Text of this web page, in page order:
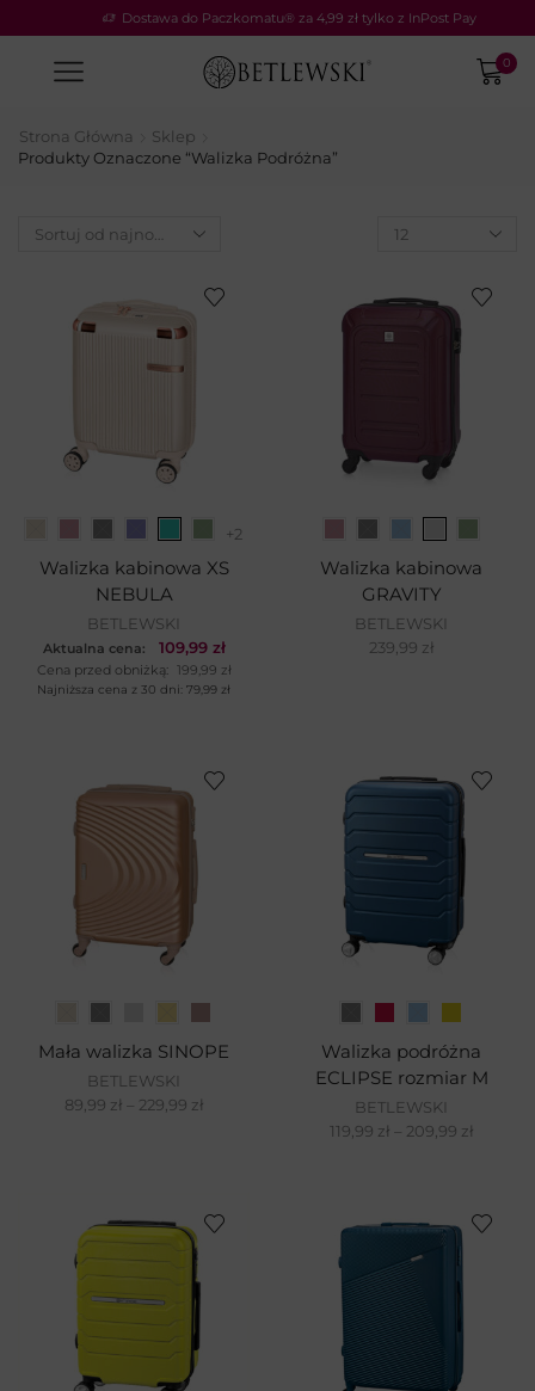
Dostawa do Paczkomatu® za 4,99 zł tylko z InPost Pay
0
Strona Główna
Sklep
Produkty Oznaczone “walizka Podróżna”
+2
Walizka kabinowa XS
NEBULA
BETLEWSKI
Aktualna cena: 109,99 zł
Cena przed obniżką: 199,99 zł
Najniższa cena z 30 dni: 79,99 zł
Walizka kabinowa
GRAVITY
BETLEWSKI
239,99 zł
Mała walizka SINOPE
BETLEWSKI
89,99 zł – 229,99 zł
Walizka podróżna
ECLIPSE rozmiar M
BETLEWSKI
119,99 zł – 209,99 zł